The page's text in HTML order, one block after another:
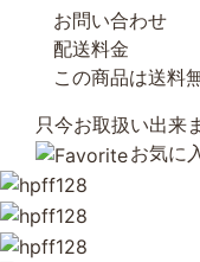
お問い合わせ
配送料金
この商品は送料
只今お取扱い出来
お気に